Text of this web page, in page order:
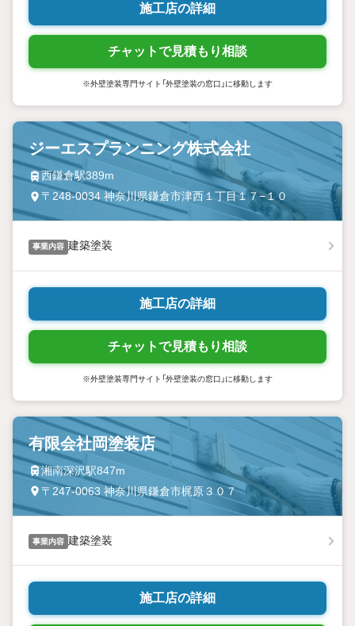
施工店の詳細
チャットで見積もり相談
※外壁塗装専門サイト「外壁塗装の窓口」に移動します
ジーエスプランニング株式会社
西鎌倉駅389m
〒248-0034 神奈川県鎌倉市津西１丁目１７−１０
事業内容 建築塗装
施工店の詳細
チャットで見積もり相談
※外壁塗装専門サイト「外壁塗装の窓口」に移動します
有限会社岡塗装店
湘南深沢駅847m
〒247-0063 神奈川県鎌倉市梶原３０７
事業内容 建築塗装
施工店の詳細